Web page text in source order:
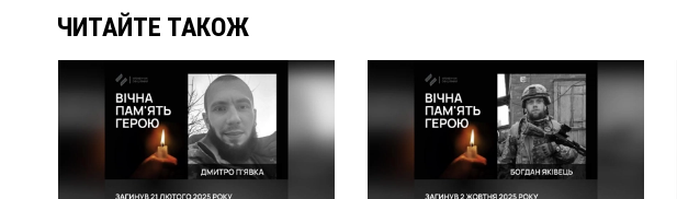
ЧИТАЙТЕ ТАКОЖ